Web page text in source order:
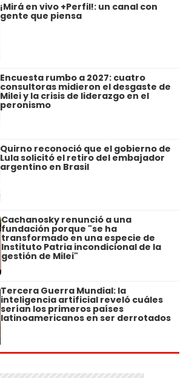
¡Mirá en vivo +Perfil!: un canal con
gente que piensa
Encuesta rumbo a 2027: cuatro
consultoras midieron el desgaste de
Milei y la crisis de liderazgo en el
peronismo
Quirno reconoció que el gobierno de
Lula solicitó el retiro del embajador
argentino en Brasil
Cachanosky renunció a una
fundación porque "se ha
transformado en una especie de
Instituto Patria incondicional de la
gestión de Milei"
Tercera Guerra Mundial: la
inteligencia artificial reveló cuáles
serían los primeros países
latinoamericanos en ser derrotados